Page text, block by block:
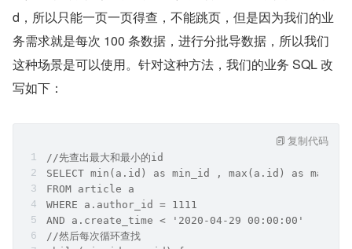
d，所以只能一页一页得查，不能跳页，但是因为我们的业
务需求就是每次 100 条数据，进行分批导数据，所以我们
这种场景是可以使用。针对这种方法，我们的业务 SQL 改
写如下：
//先查出最大和最小的id
SELECT min(a.id) as min_id , max(a.id) as
FROM article a
WHERE a.author_id = 1111
AND a.create_time < '2020-04-29 00:00:00'
//然后每次循环查找
复制代码